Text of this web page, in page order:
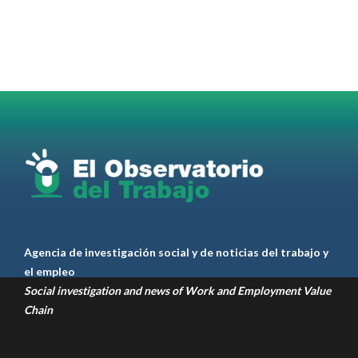
RT@casdcamioneros
1 1 Twitter
Agencia de investigación social y de noticias del trabajo y
el empleo
Social investigation and news of Work and Employment Value
Chain